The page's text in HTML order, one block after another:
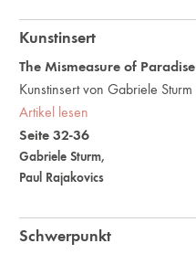
Kunstinsert
Seite 32-36
Gabriele Sturm,
Paul Rajakovics
The Mismeasure of Paradise
Kunstinsert von Gabriele Sturm
Artikel lesen
Schwerpunkt